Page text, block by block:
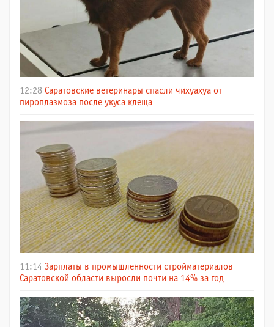
12:28 Саратовские ветеринары спасли чихуахуа от
пироплазмоза после укуса клеща
11:14 Зарплаты в промышленности стройматериалов
Саратовской области выросли почти на 14% за год